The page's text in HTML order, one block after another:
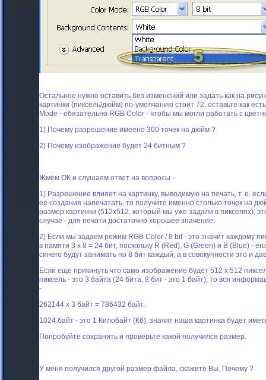
Остальное нужно оставить без изменений или задать как на
картинки (пиксель/дюйм) по-умолчанию стоит 72, оставьте как
Mode - обязательно RGB Color - чтобы мы могли работать с
1) Почему разрешение имеено 300 точек на дюйм ?
2) Почему изображение будет 24 битным ?
Жмём ОК и слушаем ответ на вопросы -
1) Разрешение влияет на картинку, выводимую на печать, т. е.
её создания напечатать, то получите именно столько точек на
размер картинки (512х512, который мы уже задали в пикселях),
случае - для печати достаточно хорошее значение;
2) Если мы задаем режим RGB Color / 8 bit - это значит каждому
в памяти 3 х 8 = 24 бит, поскольку R (Red), G (Green) и B (Blue) -
синего будут занимать по 8 бит каждый, а в совокупности это и
Если еще прикинуть что само изображение будет 512 х 512
пиксель - это 3 байта (24 бита, 8 бит - это 1 байт), то вся
-
262144 х 3 байт = 786432 байт.
1024 байт - это 1 Килобайт (Кб), значит наша картинка будет
Попробуйте сохранить и проверьте какой получился размер.
У меня получился другой размер файла, скажите Вы. Почему ?